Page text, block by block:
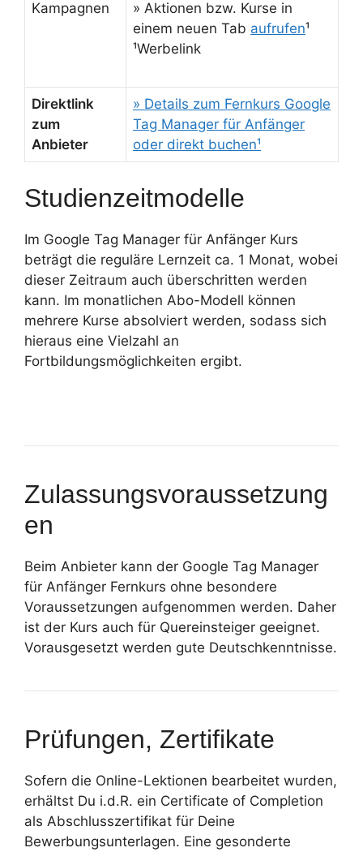
Kampagnen
» Aktionen bzw. Kurse in
einem neuen Tab aufrufen¹
¹Werbelink
Direktlink
zum
Anbieter
» Details zum Fernkurs Google
Tag Manager für Anfänger
oder direkt buchen¹
Studienzeitmodelle
Im Google Tag Manager für Anfänger Kurs
beträgt die reguläre Lernzeit ca. 1 Monat, wobei
dieser Zeitraum auch überschritten werden
kann. Im monatlichen Abo-Modell können
mehrere Kurse absolviert werden, sodass sich
hieraus eine Vielzahl an
Fortbildungsmöglichkeiten ergibt.
Zulassungsvoraussetzung
en
Beim Anbieter kann der Google Tag Manager
für Anfänger Fernkurs ohne besondere
Voraussetzungen aufgenommen werden. Daher
ist der Kurs auch für Quereinsteiger geeignet.
Vorausgesetzt werden gute Deutschkenntnisse.
Prüfungen, Zertifikate
Sofern die Online-Lektionen bearbeitet wurden,
erhältst Du i.d.R. ein Certificate of Completion
als Abschlusszertifikat für Deine
Bewerbungsunterlagen. Eine gesonderte